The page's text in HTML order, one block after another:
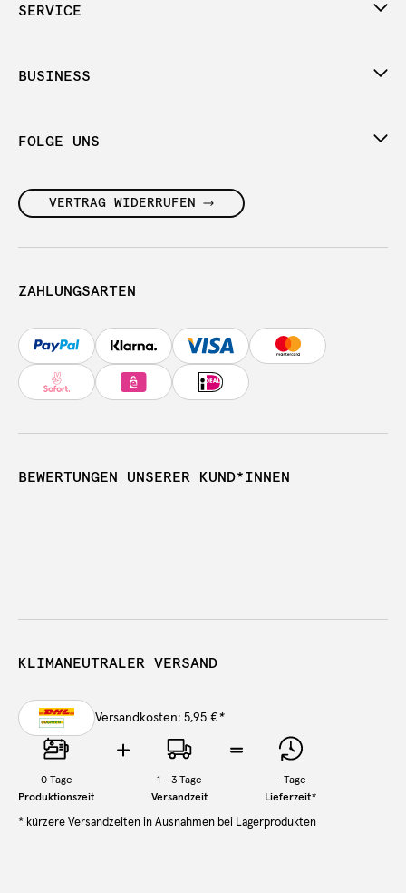
SERVICE
BUSINESS
FOLGE UNS
VERTRAG WIDERRUFEN
ZAHLUNGSARTEN
BEWERTUNGEN UNSERER KUND*INNEN
KLIMANEUTRALER VERSAND
Versandkosten: 5,95 €*
0Tage
Produktionszeit
1 - 3 Tage
Versandzeit
- Tage
Lieferzeit*
* kürzere Versandzeiten in Ausnahmen bei Lagerprodukten